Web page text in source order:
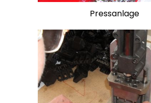
Pressanlage